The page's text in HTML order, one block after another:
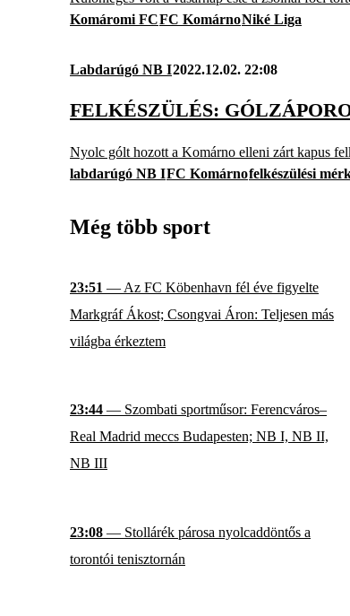
Komáromi FCFC KomárnoNiké Liga
Labdarúgó NB I2022.12.02. 22:08
FELKÉSZÜLÉS:
Nyolc gólt hozott a Komárno elleni zárt kapus
labdarúgó NB IFC Komárnofelkészülési
Még több sport
23:51 — Az FC Köbenhavn fél éve figyelte
Markgráf Ákost; Csongvai Áron: Teljesen más
világba érkeztem
23:44 — Szombati sportműsor: Ferencváros–
Real Madrid meccs Budapesten; NB I, NB II,
NB III
23:08 — Stollárék párosa nyolcaddöntős a
torontói tenisztornán